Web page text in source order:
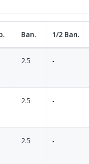
Ban. 1/2 Ban.
2.5 -
2.5 -
2.5 -